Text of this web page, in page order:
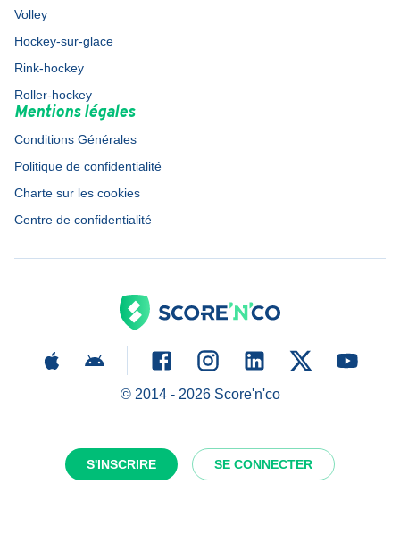
S'INSCRIRE SE CONNECTER
Volley
Hockey-sur-glace
Rink-hockey
Roller-hockey
Mentions légales
Conditions Générales
Politique de confidentialité
Charte sur les cookies
Centre de confidentialité
© 2014 - 2026Score'n'co